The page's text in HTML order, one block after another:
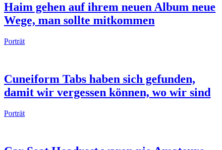
Haim gehen auf ihrem neuen Album neue
Wege, man sollte mitkommen
Porträt
Cuneiform Tabs haben sich gefunden,
damit wir vergessen können, wo wir sind
Porträt